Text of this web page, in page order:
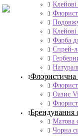
Клейові
Клейові
Фарба
Спрей-
Флористична
Оазис
Брендування
Матова
Чорна